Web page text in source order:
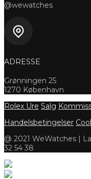
@wewatches
ADRESSE
Grønningen 25
1270 København
Rolex Ure Salg
Handelsbetingelser
@ 2021 WeWatches |
32 54 38